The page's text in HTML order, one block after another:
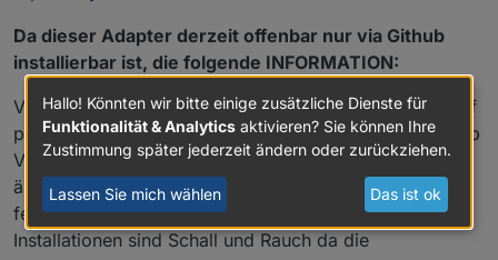
Da dieser Adapter derzeit offenbar nur via Github
installierbar ist, die folgende INFORMATION:
Von direkten Installation von GitHub - insbesondere auf
produktiven Systemen - wird explizit abgeraten. GitHub
Versionen können sich jederzeit (auch kurzfristig)
ändern und durchaus auch in sich inkonsistent und
fehlerhaft sein. Versionsangaben von GitHub
Installationen sind Schall und Rauch da die
Hallo! Könnten wir bitte einige zusätzliche Dienste für
Funktionalität & Analytics aktivieren? Sie können Ihre
Zustimmung später jederzeit ändern oder zurückziehen.
Lassen Sie mich wählen Das ist ok